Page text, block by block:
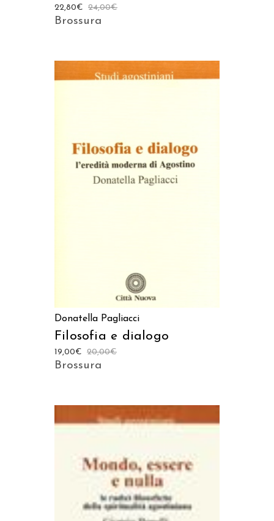
24,00€
22,80€
Brossura
AGGIUNGI AL CARRELLO
Donatella Pagliacci
Filosofia e dialogo
20,00€
19,00€
Brossura